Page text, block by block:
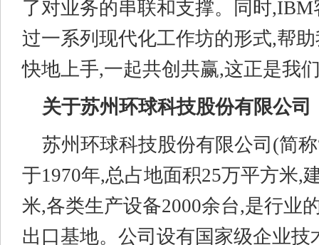
了对业务的串联和支撑。同时
过一系列现代化工作坊的形式,帮
快地上手,一起共创共赢,这正是我
关于苏州环球科技股份有限公司
苏州环球科技股份有限公司(简
于1970年,总占地面积25万平方米,
米,各类生产设备2000余台,是行业
出口基地。公司设有国家级企业技